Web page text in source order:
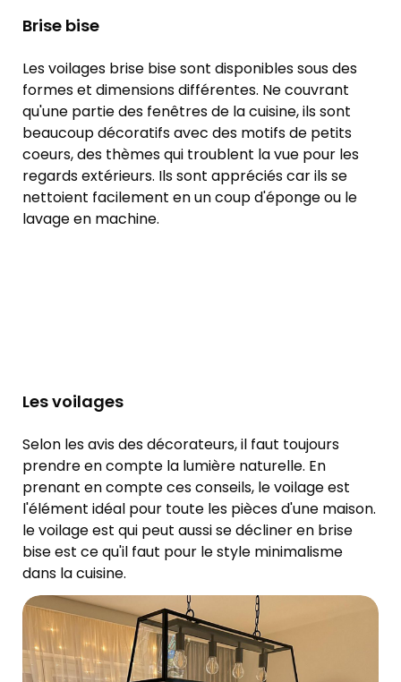
Brise bise
Les voilages brise bise sont disponibles sous des
formes et dimensions différentes. Ne couvrant
qu'une partie des fenêtres de la cuisine, ils sont
beaucoup décoratifs avec des motifs de petits
coeurs, des thèmes qui troublent la vue pour les
regards extérieurs. Ils sont appréciés car ils se
nettoient facilement en un coup d'éponge ou le
lavage en machine.
Les voilages
Selon les avis des décorateurs, il faut toujours
prendre en compte la lumière naturelle. En
prenant en compte ces conseils, le voilage est
l'élément idéal pour toute les pièces d'une maison.
le voilage est qui peut aussi se décliner en brise
bise est ce qu'il faut pour le style minimalisme
dans la cuisine.